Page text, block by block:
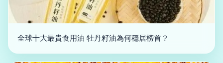
全球十大最貴食用油 牡丹籽油為何穩居榜首？